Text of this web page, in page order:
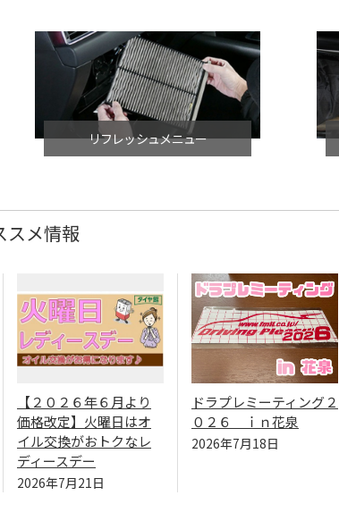
リフレッシュメニュー
スメ情報
【２０２６年６月より
価格改定】火曜日はオ
イル交換がおトクなレ
ディースデー
2026年7月21日
ドラプレミーティング２
０２６ ｉｎ花泉
2026年7月18日